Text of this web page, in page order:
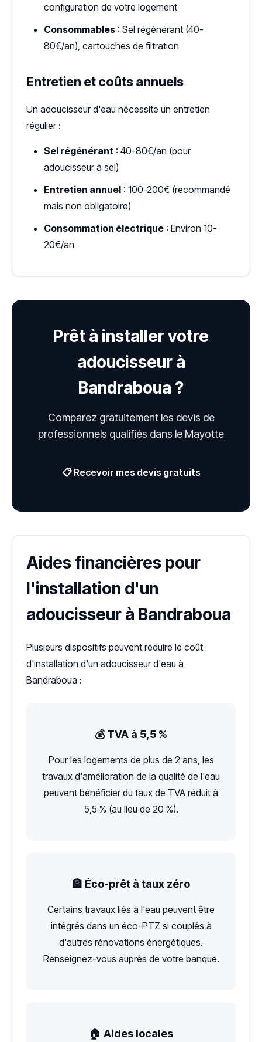
configuration de votre logement
Consommables : Sel régénérant (40-
80€/an), cartouches de filtration
Entretien et coûts annuels
Un adoucisseur d'eau nécessite un entretien
régulier :
Sel régénérant : 40-80€/an (pour
adoucisseur à sel)
Entretien annuel : 100-200€ (recommandé
mais non obligatoire)
Consommation électrique : Environ 10-
20€/an
Prêt à installer votre
adoucisseur à
Bandraboua ?
Comparez gratuitement les devis de
professionnels qualifiés dans le Mayotte
📋 Recevoir mes devis gratuits
Aides financières pour
l'installation d'un
adoucisseur à Bandraboua
Plusieurs dispositifs peuvent réduire le coût
d'installation d'un adoucisseur d'eau à
Bandraboua :
💰 TVA à 5,5 %
Pour les logements de plus de 2 ans, les
travaux d'amélioration de la qualité de l'eau
peuvent bénéficier du taux de TVA réduit à
5,5 % (au lieu de 20 %).
🏦 Éco-prêt à taux zéro
Certains travaux liés à l'eau peuvent être
intégrés dans un éco-PTZ si couplés à
d'autres rénovations énergétiques.
Renseignez-vous auprès de votre banque.
🏠 Aides locales